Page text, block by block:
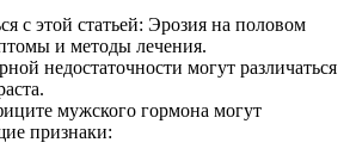
с этой статьей: Эрозия на половом
и методы лечения.
недостаточности могут различаться
мужского гормона могут
признаки: